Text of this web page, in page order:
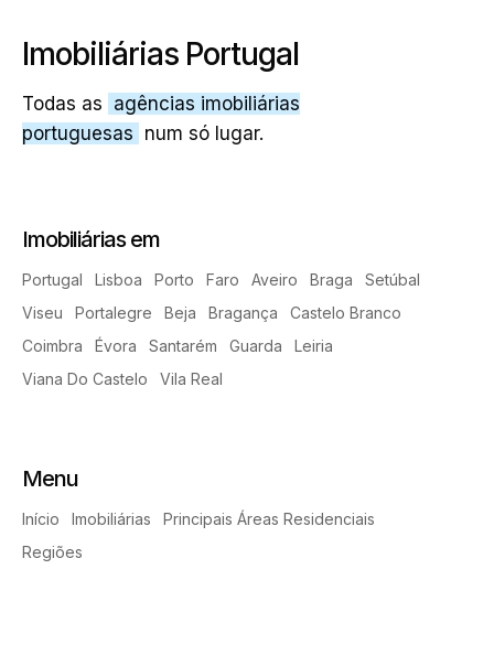
Imobiliárias Portugal
Todas as agências imobiliárias
portuguesas num só lugar.
Imobiliárias em
Portugal Lisboa Porto Faro Aveiro Braga
Setúbal
Viseu
Portalegre Beja Bragança
Castelo Branco
Coimbra
Évora Santarém Guarda
Leiria
Viana Do Castelo
Vila Real
Menu
Início Imobiliárias
Principais Áreas Residenciais
Regiões